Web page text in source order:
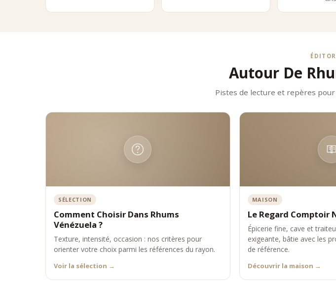
Positionnement Comptoir
Autour De
Pistes de lecture et repères
SÉLECTION
Comment Choisir Dans Rhums
Vénézuela ?
Texture, intensité, occasion : nos critères pour
orienter votre choix parmi les références du rayon.
Voir la sélection →
MAISON
Le Regard Comptoir
Épicerie fine, cave et
exigeante, bâtie avec les
de référence.
Découvrir la maison →